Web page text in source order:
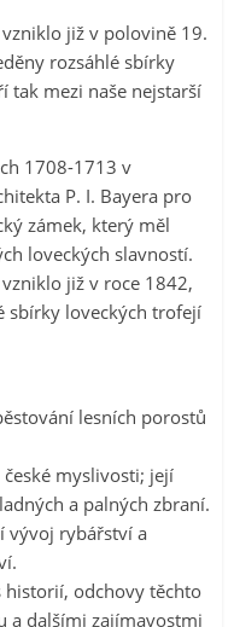
již v polovině 19.
rozsáhlé sbírky
tak mezi naše nejstarší
1708-1713 v
P. I. Bayera pro
zámek, který měl
loveckých slavností.
již v roce 1842,
sbírky loveckých trofejí
lesních porostů
myslivosti; její
a palných zbraní.
vývoj rybářství a
historií, odchovy těchto
a dalšími zajímavostmi